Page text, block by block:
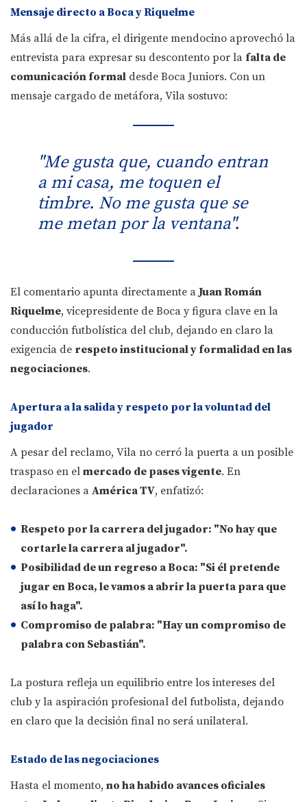
Mensaje directo a Boca y Riquelme
Más allá de la cifra, el dirigente mendocino aprovechó la
entrevista para expresar su descontento por la falta de
comunicación formal desde Boca Juniors. Con un
mensaje cargado de metáfora, Vila sostuvo:
"Me gusta que, cuando entran
a mi casa, me toquen el
timbre. No me gusta que se
me metan por la ventana".
El comentario apunta directamente aJuan Román
Riquelme, vicepresidente de Boca y figura clave en la
conducción futbolística del club, dejando en claro la
exigencia de respeto institucional y formalidad en las
negociaciones.
Apertura a la salida y respeto por la voluntad del
jugador
A pesar del reclamo, Vila no cerró la puerta a un posible
traspaso en el mercado de pases vigente. En
declaraciones a América TV, enfatizó:
Respeto por la carrera del jugador: "No hay que
cortarle la carrera al jugador".
Posibilidad de un regreso a Boca: "Si él pretende
jugar en Boca, le vamos a abrir la puerta para que
así lo haga".
Compromiso de palabra: "Hay un compromiso de
palabra con Sebastián".
La postura refleja un equilibrio entre los intereses del
club y la aspiración profesional del futbolista, dejando
en claro que la decisión final no será unilateral.
Estado de las negociaciones
Hasta el momento, no ha habido avances oficiales